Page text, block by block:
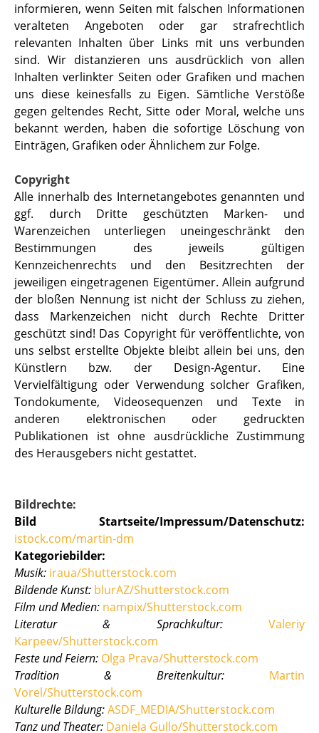
informieren, wenn Seiten mit falschen Informationen
veralteten Angeboten oder gar strafrechtlich
relevanten Inhalten über Links mit uns verbunden
sind. Wir distanzieren uns ausdrücklich von allen
Inhalten verlinkter Seiten oder Grafiken und machen
uns diese keinesfalls zu Eigen. Sämtliche Verstöße
gegen geltendes Recht, Sitte oder Moral, welche uns
bekannt werden, haben die sofortige Löschung von
Einträgen, Grafiken oder Ähnlichem zur Folge.
Copyright
Alle innerhalb des Internetangebotes genannten und
ggf. durch Dritte geschützten Marken- und
Warenzeichen unterliegen uneingeschränkt den
Bestimmungen des jeweils gültigen
Kennzeichenrechts und den Besitzrechten der
jeweiligen eingetragenen Eigentümer. Allein aufgrund
der bloßen Nennung ist nicht der Schluss zu ziehen,
dass Markenzeichen nicht durch Rechte Dritter
geschützt sind! Das Copyright für veröffentlichte, von
uns selbst erstellte Objekte bleibt allein bei uns, den
Künstlern bzw. der Design-Agentur. Eine
Vervielfältigung oder Verwendung solcher Grafiken,
Tondokumente, Videosequenzen und Texte in
anderen elektronischen oder gedruckten
Publikationen ist ohne ausdrückliche Zustimmung
des Herausgebers nicht gestattet.
Bildrechte:
Bild Startseite/Impressum/Datenschutz:
istock.com/martin-dm
Kategoriebilder:
Musik: iraua/Shutterstock.com
Bildende Kunst: blurAZ/Shutterstock.com
Film und Medien: nampix/Shutterstock.com
Literatur & Sprachkultur:
Valeriy
Karpeev/Shutterstock.com
Feste und Feiern: Olga Prava/Shutterstock.com
Tradition & Breitenkultur:
Martin
Vorel/Shutterstock.com
Kulturelle Bildung:ASDF_MEDIA/Shutterstock.com
Tanz und Theater: Daniela Gullo/Shutterstock.com